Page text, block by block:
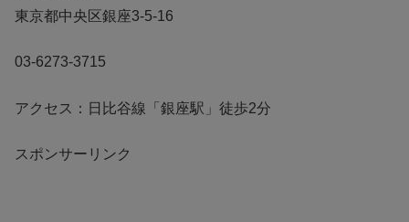
東京都中央区銀座3-5-16
03-6273-3715
アクセス：日比谷線「銀座駅」徒歩2分
スポンサーリンク